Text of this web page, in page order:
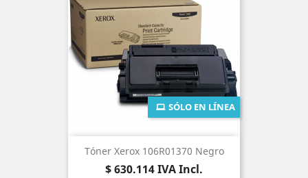
Tóner Xerox 106R01370 Negro
Precio
$ 630.114IVA Incl.
SÓLO EN LÍNEA